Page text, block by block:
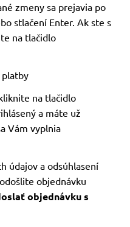
zmeny sa prejavia po
stlačení Enter. Ak ste s
na tlačidlo
platby
na tlačidlo
a máte už
Vám vyplnia
údajov a odsúhlasení
objednávku
objednávku s